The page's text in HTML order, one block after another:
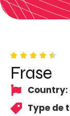
Frase
Country:
Type de